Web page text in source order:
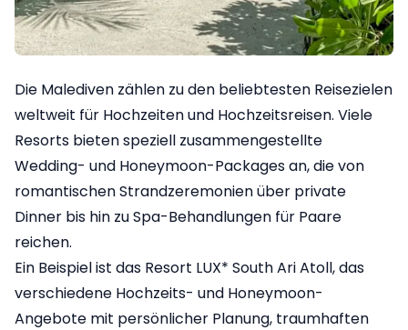
Die Malediven zählen zu den beliebtesten Reisezielen
weltweit für Hochzeiten und Hochzeitsreisen. Viele
Resorts bieten speziell zusammengestellte
Wedding- und Honeymoon-Packages an, die von
romantischen Strandzeremonien über private
Dinner bis hin zu Spa-Behandlungen für Paare
reichen.
Ein Beispiel ist das Resort LUX* South Ari Atoll, das
verschiedene Hochzeits- und Honeymoon-
Angebote mit persönlicher Planung, traumhaften